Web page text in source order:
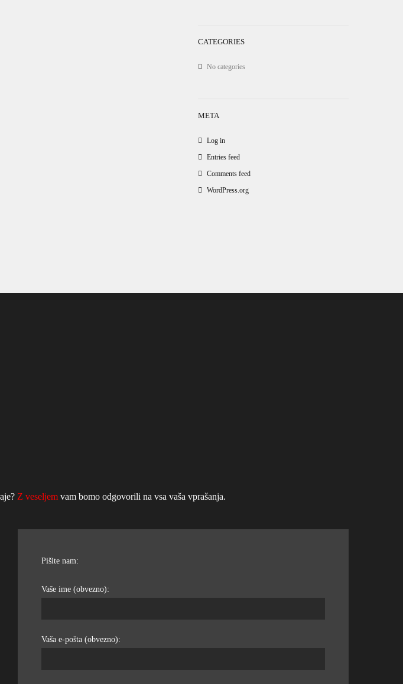
CATEGORIES
No categories
META
Log in
Entries feed
Comments feed
WordPress.org
Z veseljemvam bomo odgovorili na vsa vaša vprašanja.
Pišite nam:
Vaše ime (obvezno):
Vaša e-pošta (obvezno):